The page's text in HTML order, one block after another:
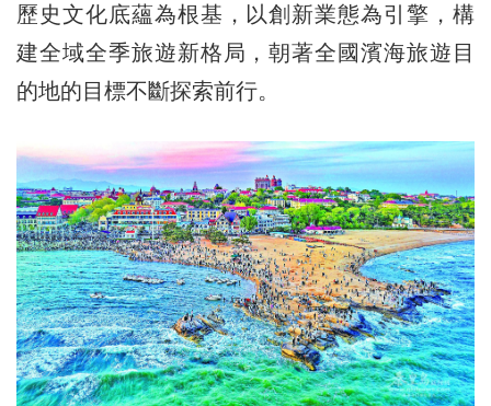
歷史文化底蘊為根基，以創新業態為引擎，構
建全域全季旅遊新格局，朝著全國濱海旅遊目
的地的目標不斷探索前行。